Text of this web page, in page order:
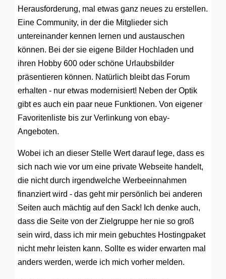
Herausforderung, mal etwas ganz neues zu erstellen.
Eine Community, in der die Mitglieder sich
untereinander kennen lernen und austauschen
können. Bei der sie eigene Bilder Hochladen und
ihren Hobby 600 oder schöne Urlaubsbilder
präsentieren können. Natürlich bleibt das Forum
erhalten - nur etwas modernisiert! Neben der Optik
gibt es auch ein paar neue Funktionen. Von eigener
Favoritenliste bis zur Verlinkung von ebay-
Angeboten.
Wobei ich an dieser Stelle Wert darauf lege, dass es
sich nach wie vor um eine private Webseite handelt,
die nicht durch irgendwelche Werbeeinnahmen
finanziert wird - das geht mir persönlich bei anderen
Seiten auch mächtig auf den Sack! Ich denke auch,
dass die Seite von der Zielgruppe her nie so groß
sein wird, dass ich mir mein gebuchtes Hostingpaket
nicht mehr leisten kann. Sollte es wider erwarten mal
anders werden, werde ich mich vorher melden.